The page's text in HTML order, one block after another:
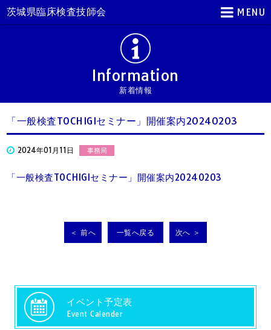
MENU
茨城県臨床検査技師会
Information
新着情報
「一般検査TOCHIGIセミナー」開催案内20240203
2024年01月11日 事務局
「一般検査TOCHIGIセミナー」開催案内20240203
＜ 前へ 一覧へ戻る 次へ ＞
イベント予定表
Event Calender